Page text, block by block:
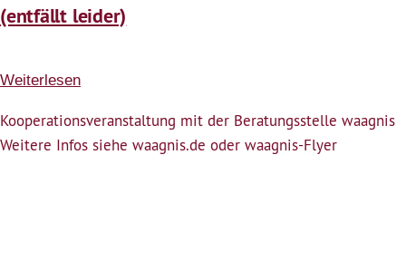
(entfällt leider)
Weiterlesen
Folgen
von
Kooperationsveranstaltung mit der Beratungsstelle waagnis
Weitere Infos siehe waagnis.de oder waagnis-Flyer